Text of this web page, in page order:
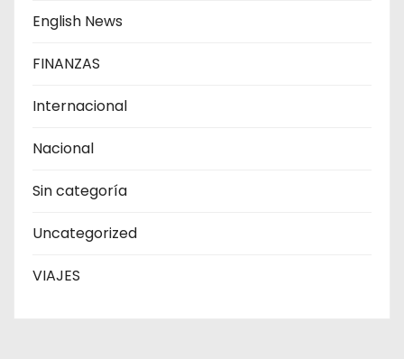
English News
FINANZAS
Internacional
Nacional
Sin categoría
Uncategorized
VIAJES